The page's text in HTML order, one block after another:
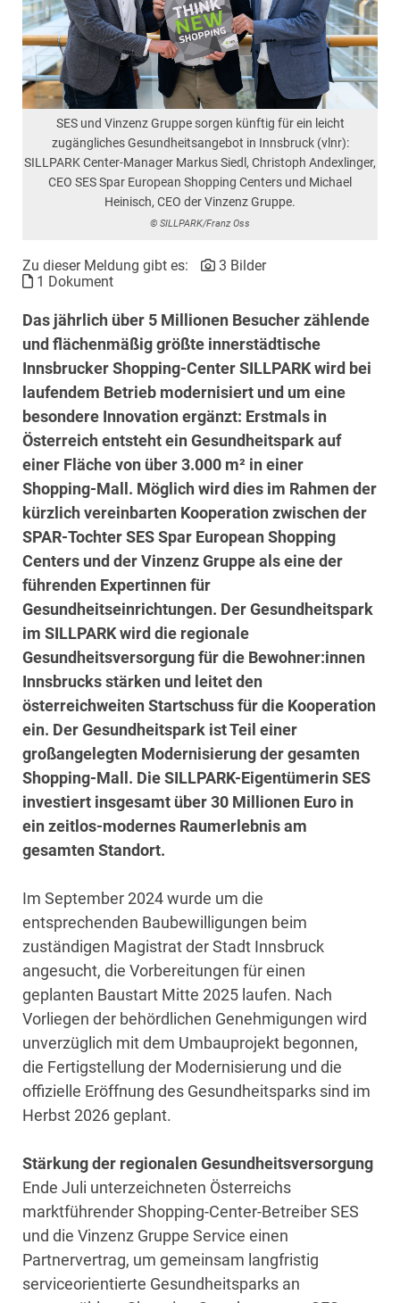
SES und Vinzenz Gruppe sorgen künftig für ein leicht
zugängliches Gesundheitsangebot in Innsbruck (vlnr):
SILLPARK Center-Manager Markus Siedl, Christoph Andexlinger,
CEO SES Spar European Shopping Centers und Michael
Heinisch, CEO der Vinzenz Gruppe.
© SILLPARK/Franz Oss
Zu dieser Meldung gibt es:
3 Bilder
1 Dokument
Das jährlich über 5 Millionen Besucher zählende
und flächenmäßig größte innerstädtische
Innsbrucker Shopping-Center SILLPARK wird bei
laufendem Betrieb modernisiert und um eine
besondere Innovation ergänzt: Erstmals in
Österreich entsteht ein Gesundheitspark auf
einer Fläche von über 3.000 m² in einer
Shopping-Mall. Möglich wird dies im Rahmen der
kürzlich vereinbarten Kooperation zwischen der
SPAR-Tochter SES Spar European Shopping
Centers und der Vinzenz Gruppe als eine der
führenden Expertinnen für
Gesundheitseinrichtungen. Der Gesundheitspark
im SILLPARK wird die regionale
Gesundheitsversorgung für die Bewohner:innen
Innsbrucks stärken und leitet den
österreichweiten Startschuss für die Kooperation
ein. Der Gesundheitspark ist Teil einer
großangelegten Modernisierung der gesamten
Shopping-Mall. Die SILLPARK-Eigentümerin SES
investiert insgesamt über 30 Millionen Euro in
ein zeitlos-modernes Raumerlebnis am
gesamten Standort.
Im September 2024 wurde um die
entsprechenden Baubewilligungen beim
zuständigen Magistrat der Stadt Innsbruck
angesucht, die Vorbereitungen für einen
geplanten Baustart Mitte 2025 laufen. Nach
Vorliegen der behördlichen Genehmigungen wird
unverzüglich mit dem Umbauprojekt begonnen,
die Fertigstellung der Modernisierung und die
offizielle Eröffnung des Gesundheitsparks sind im
Herbst 2026 geplant.
Stärkung der regionalen Gesundheitsversorgung
Ende Juli unterzeichneten Österreichs
marktführender Shopping-Center-Betreiber SES
und die Vinzenz Gruppe Service einen
Partnervertrag, um gemeinsam langfristig
serviceorientierte Gesundheitsparks an